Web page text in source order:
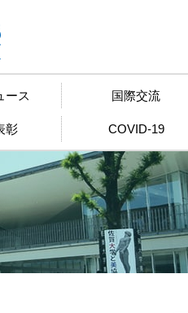
ース 国際交流
彰 COVID-19